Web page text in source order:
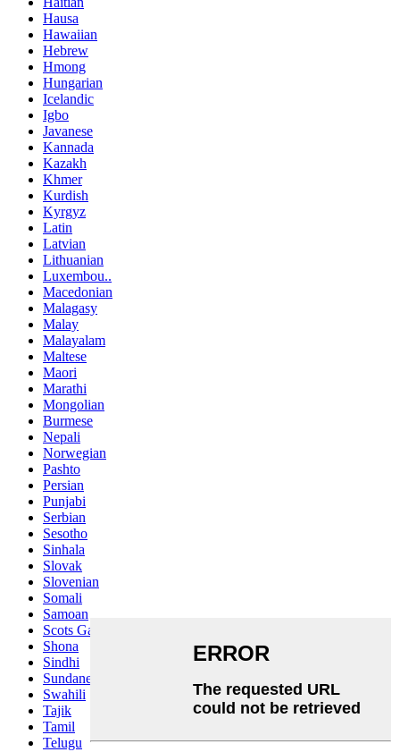
Hausa
Hawaiian
Hebrew
Hmong
Hungarian
Icelandic
Igbo
Javanese
Kannada
Kazakh
Khmer
Kurdish
Kyrgyz
Latin
Latvian
Lithuanian
Luxembou..
Macedonian
Malagasy
Malay
Malayalam
Maltese
Maori
Marathi
Mongolian
Burmese
Nepali
Norwegian
Pashto
Persian
Punjabi
Serbian
Sesotho
Sinhala
Slovak
Slovenian
Somali
Samoan
Scots Gaelic
Shona
Sindhi
Sundanese
Swahili
Tajik
Tamil
Telugu